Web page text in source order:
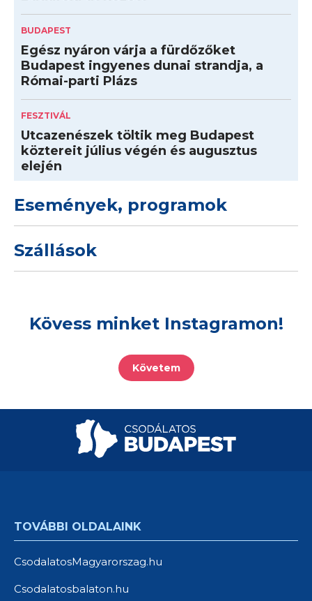
BUDAPEST
Egész nyáron várja a fürdőzőket
Budapest ingyenes dunai strandja, a
Római-parti Plázs
FESZTIVÁL
Utcazenészek töltik meg Budapest
köztereit július végén és augusztus
elején
Események, programok
Szállások
Kövess minket Instagramon!
Követem
TOVÁBBI OLDALAINK
CsodalatosMagyarorszag.hu
Csodalatosbalaton.hu